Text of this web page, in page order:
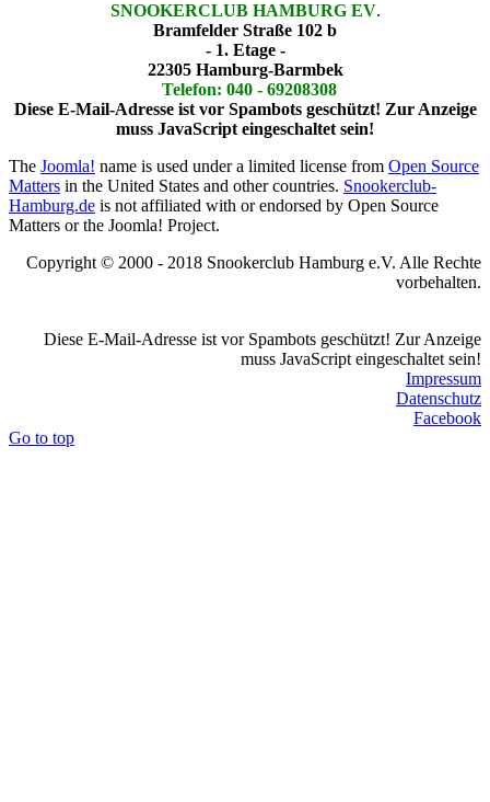
SNOOKERCLUB HAMBURG EV.
Bramfelder Straße 102 b
- 1. Etage -
22305 Hamburg-Barmbek
Telefon: 040 - 69208308
Diese E-Mail-Adresse ist vor Spambots geschützt! Zur Anzeige
muss JavaScript eingeschaltet sein!
The Joomla! name is used under a limited license from Open Source
Matters in the United States and other countries. Snookerclub-
Hamburg.de is not affiliated with or endorsed by Open Source
Matters or the Joomla! Project.
Copyright © 2000 - 2018 Snookerclub Hamburg e.V. Alle Rechte
vorbehalten.
Diese E-Mail-Adresse ist vor Spambots geschützt! Zur Anzeige
muss JavaScript eingeschaltet sein!
Impressum
Datenschutz
Facebook
Go to top